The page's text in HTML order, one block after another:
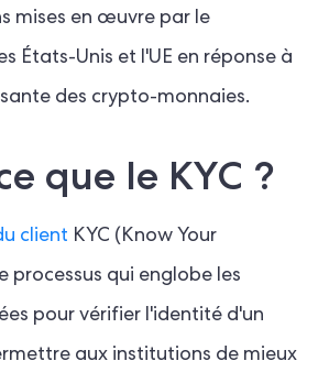
mises en œuvre par le
États-Unis et l'UE en réponse à
des crypto-monnaies.
que le KYC ?
client KYC (Know Your
processus qui englobe les
pour vérifier l'identité d'un
aux institutions de mieux